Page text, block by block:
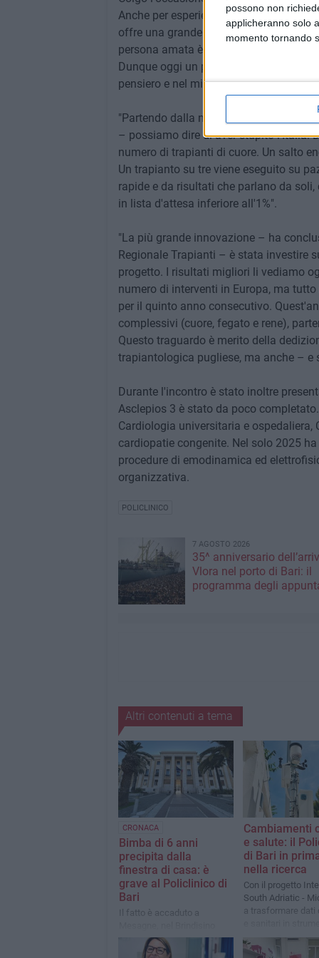
possono non
applicheranno solo
momento tornando
Anche per esperienza diretta, posso
offre una grande speranza: sapere che
persona amata è una consolazione.
Dunque oggi un plauso a tutti gli
pensiero e nel mio cuore".
"Partendo dalla nostra storia e dal
– possiamo dire di aver stupito l'Italia.
numero di trapianti di cuore. Un salto
Un trapianto su tre viene eseguito su
rapide e da risultati che parlano da
in lista d'attesa inferiore all'1%".
"La più grande innovazione – ha
Regionale Trapianti – è stata investire
progetto. I risultati migliori li vediamo
numero di interventi in Europa, ma
per il quinto anno consecutivo.
complessivi (cuore, fegato e rene),
Questo traguardo è merito della
trapiantologica pugliese, ma anche –
Durante l'incontro è stato inoltre
Asclepios 3 è stato da poco
Cardiologia universitaria e ospedaliera,
cardiopatie congenite. Nel solo 2025
procedure di emodinamica ed
organizzativa.
POLICLINICO
7 AGOSTO 2026
35^ anniversario
Vlora nel porto di Bari: il
programma degli
Altri contenuti a tema
CRONACA
Bimba di 6 anni
precipita dalla
finestra di casa: è
grave al Policlinico di
Bari
Il fatto è accaduto a
Cambiamenti
e salute: il
di Bari in
nella ricerca
Con il progetto
South Adriatic -
a trasformare dati
prevenire i rischi e
rafforzare la